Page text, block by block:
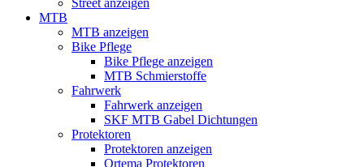
Street anzeigen
MTB
MTB anzeigen
Bike Pflege
Bike Pflege anzeigen
MTB Schmierstoffe
Fahrwerk
Fahrwerk anzeigen
SKF MTB Gabel Dichtungen
Protektoren
Protektoren anzeigen
Ortema Protektoren